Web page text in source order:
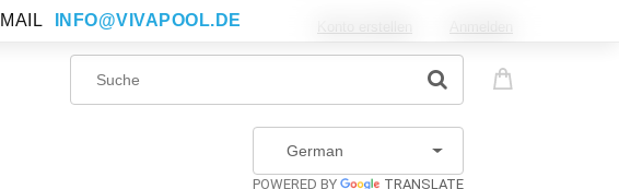
POWERED BY TRANSLATE
INFO@VIVAPOOL.DE